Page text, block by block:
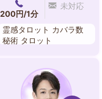
200円/1分
未対応
霊感タロット カバラ数
秘術 タロット